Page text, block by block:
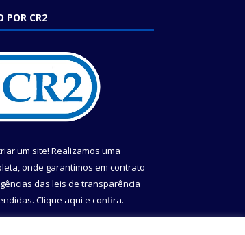
POR CR2
um site! Realizamos uma
onde garantimos em contrato
das leis de transparência
Clique aqui e confira.